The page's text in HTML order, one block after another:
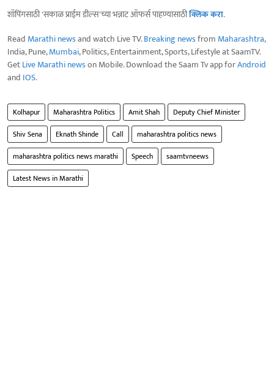
शॉपिंगसाठी 'सकाळ प्राईम डील्स'च्या भन्नाट ऑफर्स पाहण्यासाठीक्लिक करा.
Read Marathi newsand watch Live TV.Breaking newsfrom Maharashtra,
India, Pune,Mumbai, Politics, Entertainment, Sports, Lifestyle at SaamTV.
GetLive Marathi newson Mobile. Download the Saam Tv app forAndroid
and IOS.
Kolhapur Maharashtra Politics Amit Shah
Deputy Chief Minister
Shiv Sena
Eknath Shinde Call
maharashtra politics news
maharashtra politics news marathi
Speech
saamtvneews
Latest News in Marathi